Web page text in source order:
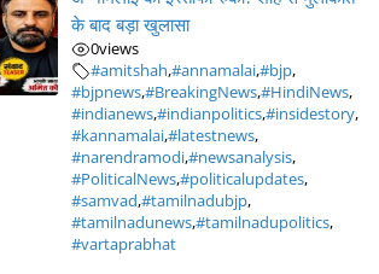
के बाद बड़ा खुलासा
0views
#amitshah,#annamalai,#bjp,
#bjpnews,#BreakingNews,#HindiNews,
#indianews,#indianpolitics,#insidestory,
#kannamalai,#latestnews,
#narendramodi,#newsanalysis,
#PoliticalNews,#politicalupdates,
#samvad,#tamilnadubjp,
#tamilnadunews,#tamilnadupolitics,
#vartaprabhat